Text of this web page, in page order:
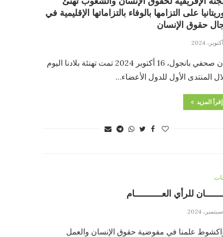
على التزامها بالوفاء بالتزاماتها الإقليمية في
حقوق الإنسان
بيان صحفي بانجول، 16 أكتوبر 2024 تمت تهنئة بلادنا اليوم
المنتدى الأول للدول الأعضاء…
إقرأ المزيد
للرأي العـــــــــــام
علمنا في مفوضية حقوق الإنسان والعمل